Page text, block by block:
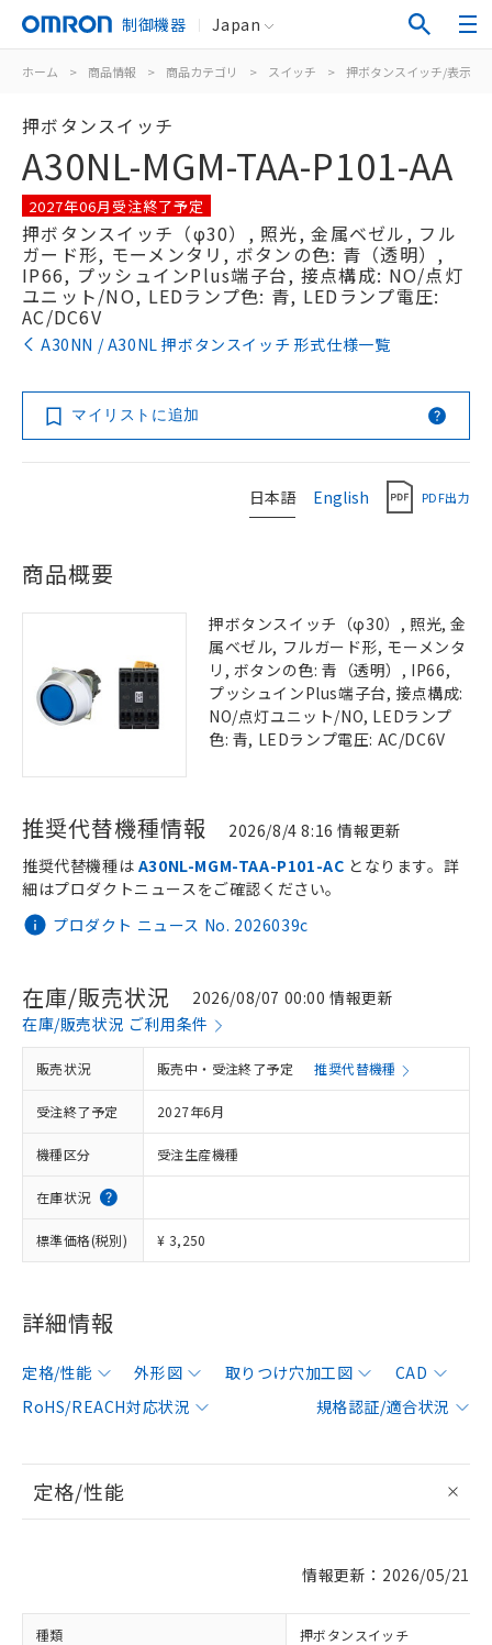
制御機器 Japan
ホーム > 商品情報 > 商品カテゴリ > スイッチ > 押ボタンスイッチ/表示灯
押ボタンスイッチ
A30NL-MGM-TAA-P101-AA
2027年06月受注終了予定
押ボタンスイッチ（φ30）, 照光, 金属ベゼル, フル
ガード形, モーメンタリ, ボタンの色: 青（透明）,
IP66, プッシュインPlus端子台, 接点構成: NO/点灯
ユニット/NO, LEDランプ色: 青, LEDランプ電圧:
AC/DC6V
A30NN / A30NL 押ボタンスイッチ 形式仕様一覧
マイリストに追加
日本語 English PDF出力
商品概要
押ボタンスイッチ（φ30）, 照光, 金
属ベゼル, フルガード形, モーメンタ
リ, ボタンの色: 青（透明）, IP66,
プッシュインPlus端子台, 接点構成:
NO/点灯ユニット/NO, LEDランプ
色: 青, LEDランプ電圧: AC/DC6V
推奨代替機種情報 2026/8/4 8:16 情報更新
プロダクト ニュース No. 2026039c
推奨代替機種は A30NL-MGM-TAA-P101-AC となります。詳
細はプロダクトニュースをご確認ください。
在庫/販売状況
2026/08/07 00:00 情報更新
在庫/販売状況 ご利用条件
販売状況 販売中・受注終了予定 推奨代替機種
受注終了予定 2027年6月
機種区分 受注生産機種
在庫状況
標準価格(税別) ¥ 3,250
詳細情報
定格/性能 外形図 取りつけ穴加工図
CAD
RoHS/REACH対応状況
規格認証/適合状況
定格/性能
情報更新：2026/05/21
種類 押ボタンスイッチ